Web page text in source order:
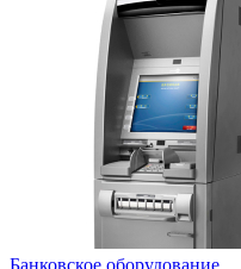
Банковское оборудование